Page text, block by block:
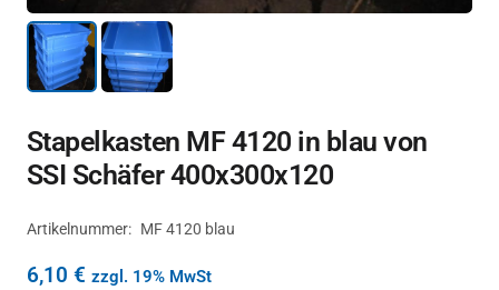
Stapelkasten MF 4120 in blau von
SSI Schäfer 400x300x120
Artikelnummer: MF 4120 blau
6,10 € zzgl. 19% MwSt